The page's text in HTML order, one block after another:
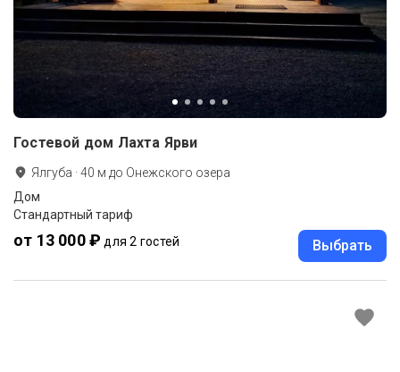
Гостевой дом Лахта Ярви
Ялгуба ·40 м до Онежского озера
Дом
Стандартный тариф
от 13 000 ₽ для 2 гостей Выбрать